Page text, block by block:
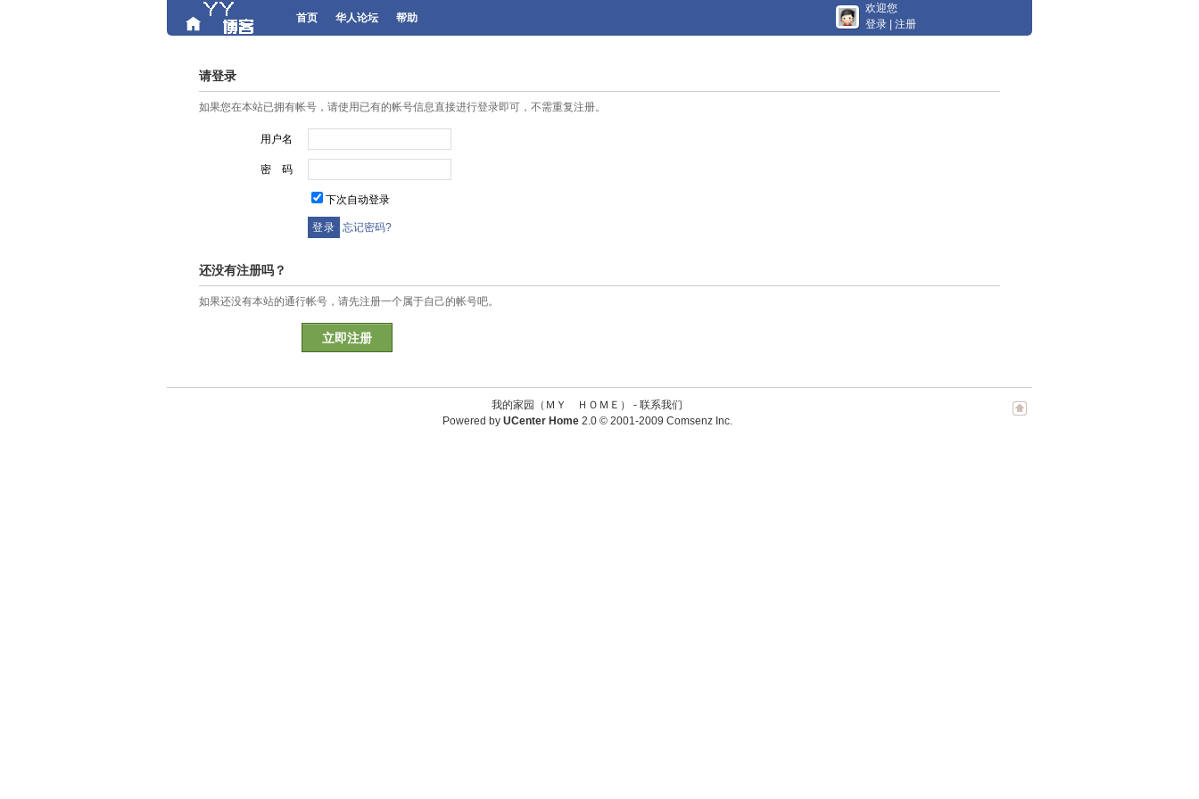
首页 华人论坛 帮助
欢迎您
登录
注册
请登录
如果您在本站已拥有帐号，请使用已有的帐号信息直接进行登录即可，不需重复注册。
用户名
密 码
下次自动登录
忘记密码?
还没有注册吗？
如果还没有本站的通行帐号，请先注册一个属于自己的帐号吧。
立即注册
我的家园（ＭＹ ＨＯＭＥ） - 联系我们
Powered by UCenter Home 2.0© 2001-2009 Comsenz Inc.